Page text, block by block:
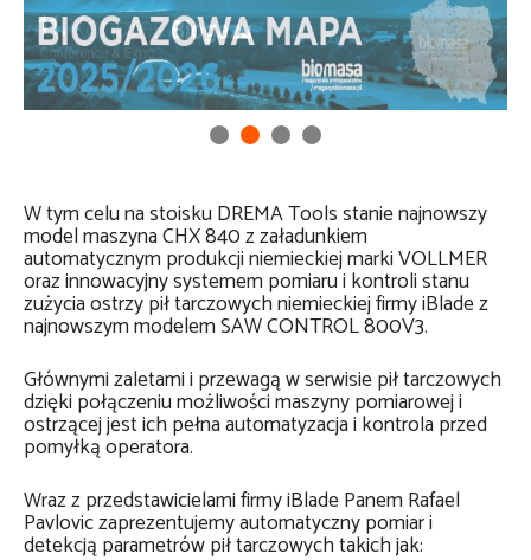
W tym celu na stoisku DREMA Tools stanie najnowszy
model maszyna CHX 840 z załadunkiem
automatycznym produkcji niemieckiej marki VOLLMER
oraz innowacyjny systemem pomiaru i kontroli stanu
zużycia ostrzy pił tarczowych niemieckiej firmy iBlade z
najnowszym modelem SAW CONTROL 800V3.
Głównymi zaletami i przewagą w serwisie pił tarczowych
dzięki połączeniu możliwości maszyny pomiarowej i
ostrzącej jest ich pełna automatyzacja i kontrola przed
pomyłką operatora.
Wraz z przedstawicielami firmy iBlade Panem Rafael
Pavlovic zaprezentujemy automatyczny pomiar i
detekcją parametrów pił tarczowych takich jak: